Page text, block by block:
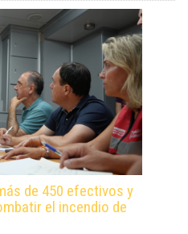
de 450 efectivos y
el incendio de